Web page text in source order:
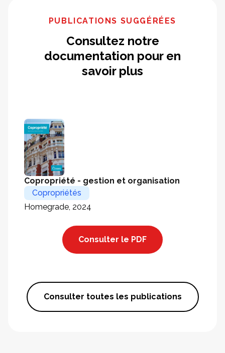
PUBLICATIONS SUGGÉRÉES
Consultez notre
documentation pour en
savoir plus
Copropriété - gestion et organisation
Copropriétés
Homegrade, 2024
Consulter le PDF
Consulter toutes les publications